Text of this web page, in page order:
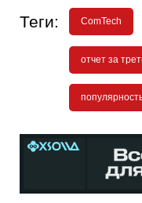
Теги: ComTech
отчет за